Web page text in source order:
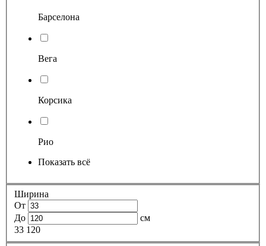
Барселона
Вега
Корсика
Рио
Показать всё
Ширина
От
До
см
33 120